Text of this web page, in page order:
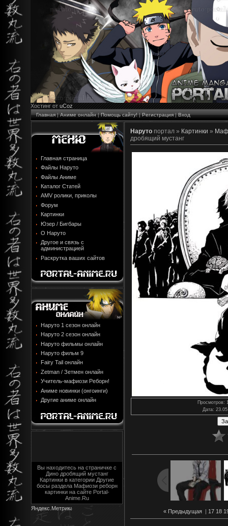
Хостинг от uCoz
Главная|Аниме онлайн|Помощь сайту!|Регистрация|Вход
Главная страница
Файлы Наруто
Файлы Аниме
Каталог Статей
AMV ролики, приколы
Форум
Картинки
Юзер / Бигбары
О Наруто
Другое и связь с
администрацией
Раскрутка ваших сайтов
Наруто 1 сезон онлайн
Наруто 2 сезон онлайн
Наруто фильмы онлайн
Наруто фильм 9
Fairy Tail онлайн
Zetman / Зетмен онлайн
Учитель-мафиози Реборн!
Аниме новинки (онгоинги)
Другие аниме онлайн
Вы находитесь на страничке с
Дино дробящий мустанг
Картинки в категории Другие
босы раздела Мафиози реборн
картинки на сайте Portal-
Anime.Ru
Наруто портал » Картинки »
дробящий мустанг
Просмотров:
Дата:
« Предыдущая | 17 18